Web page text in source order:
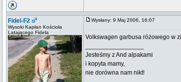
Fidel-F2
Wysoki Kapłan Kościoła
Latającego Fidela
Wysłany: 9 Maj 2006, 16:07
Volkswagen garbusa różowego w
Jesteśmy z And alpakami
i kopyta mamy,
nie dorówna nam nikt!